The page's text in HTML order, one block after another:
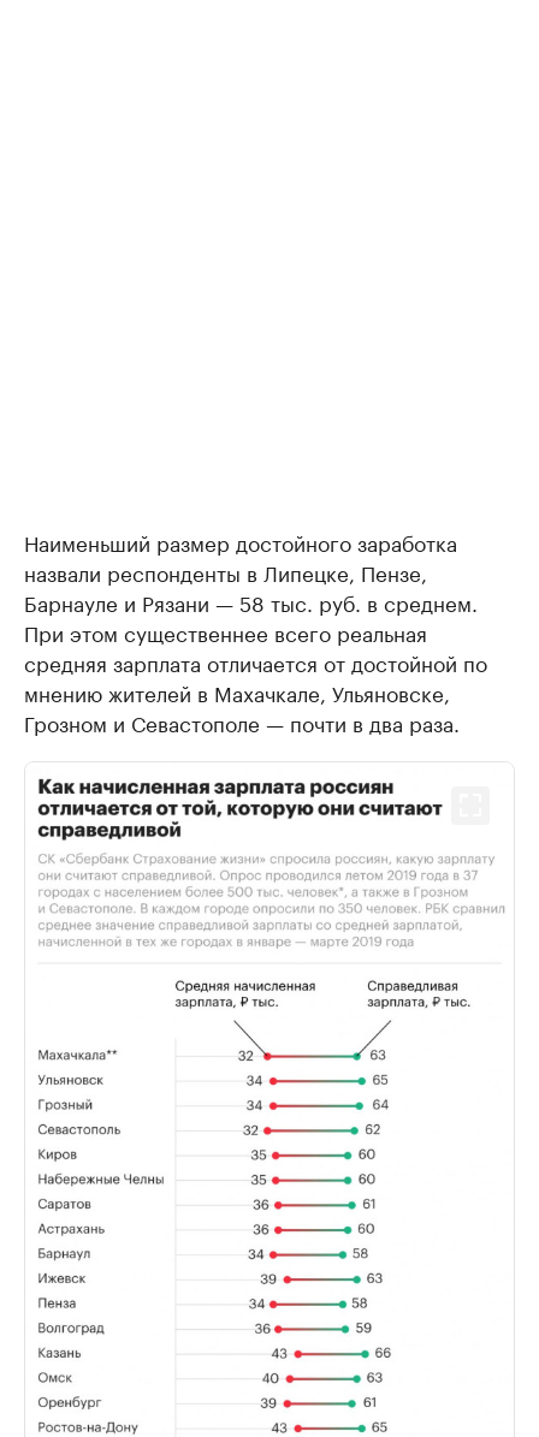
Наименьший размер достойного заработка
назвали респонденты в Липецке, Пензе,
Барнауле и Рязани — 58 тыс. руб. в среднем.
При этом существеннее всего реальная
средняя зарплата отличается от достойной по
мнению жителей в Махачкале, Ульяновске,
Грозном и Севастополе — почти в два раза.